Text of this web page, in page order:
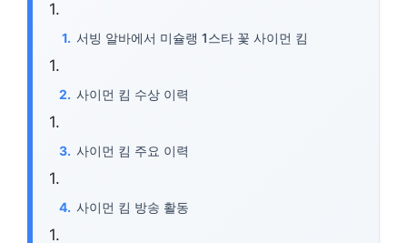
서빙 알바에서 미슐랭 1스타 꽃 사이먼 킴
사이먼 킴 수상 이력
사이먼 킴 주요 이력
사이먼 킴 방송 활동